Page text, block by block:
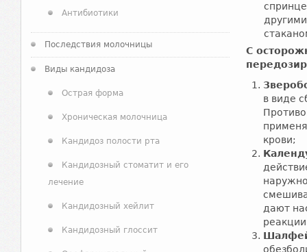
Антибиотики
Последствия молочницы
Виды кандидоза
Острая форма
Хроническая молочница
Кандидоз полости рта
Кандидозный стоматит и его
лечение
Кандидозный хейлит
Кандидозный глоссит
С
в виде
крови;
дают